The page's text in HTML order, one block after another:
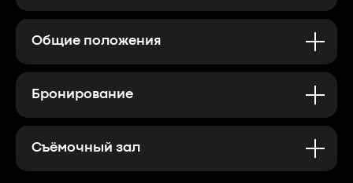
Общие положения
Бронирование
Съёмочный зал